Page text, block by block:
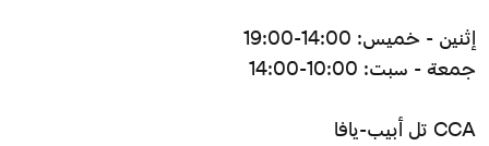
إثنين - خميس: 14:00-19:00
جمعة - سبت: 10:00-14:00
CCA تل أبيب-يافا